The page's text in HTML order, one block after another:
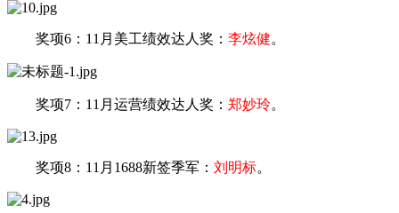
奖项6： 11月美工绩效达人奖： 李炫健。
奖项7：11月运营绩效达人奖： 郑妙玲。
奖项8：11月1688新签季军： 刘明标。